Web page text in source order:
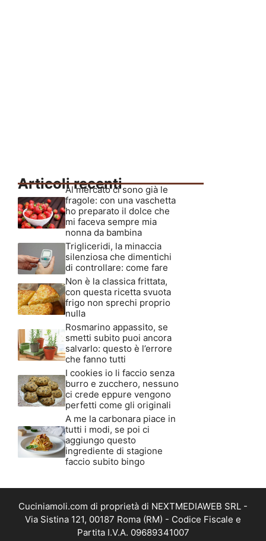
Articoli recenti
Al mercato ci sono già le
fragole: con una vaschetta
ho preparato il dolce che
mi faceva sempre mia
nonna da bambina
Trigliceridi, la minaccia
silenziosa che dimentichi
di controllare: come fare
Non è la classica frittata,
con questa ricetta svuota
frigo non sprechi proprio
nulla
Rosmarino appassito, se
smetti subito puoi ancora
salvarlo: questo è l’errore
che fanno tutti
I cookies io li faccio senza
burro e zucchero, nessuno
ci crede eppure vengono
perfetti come gli originali
A me la carbonara piace in
tutti i modi, se poi ci
aggiungo questo
ingrediente di stagione
faccio subito bingo
Cuciniamoli.com di proprietà di NEXTMEDIAWEB SRL -
Via Sistina 121, 00187 Roma (RM) - Codice Fiscale e
Partita I.V.A. 09689341007